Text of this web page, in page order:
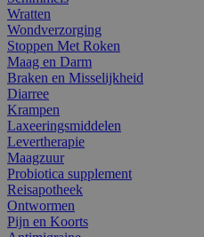
Wratten
Wondverzorging
Stoppen Met Roken
Maag en Darm
Braken en Misselijkheid
Diarree
Krampen
Laxeeringsmiddelen
Levertherapie
Maagzuur
Probiotica supplement
Reisapotheek
Ontwormen
Pijn en Koorts